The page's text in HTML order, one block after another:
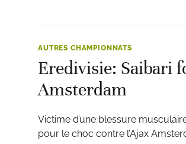
AUTRES CHAMPIONNATS
Eredivisie: Saibari
Amsterdam
Victime d’une blessure
pour le choc contre l’Ajax